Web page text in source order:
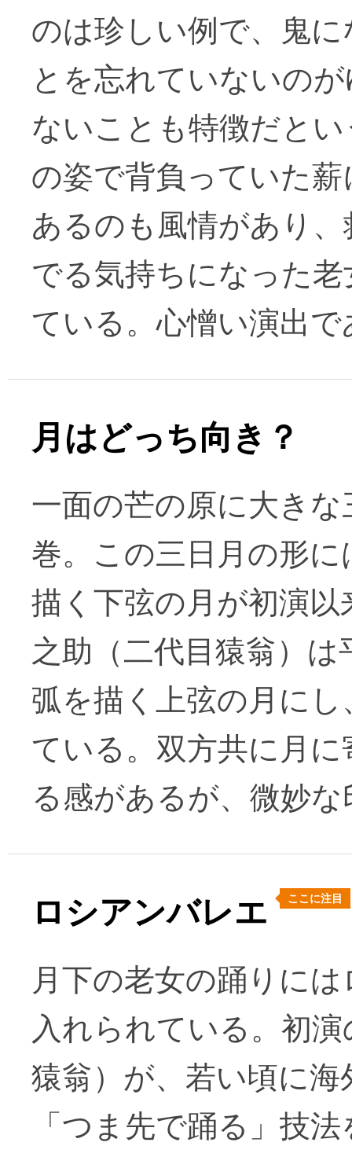
のは珍しい例で、鬼
とを忘れていないの
ないことも特徴だと
の姿で背負っていた
あるのも風情があり
でる気持ちになった
ている。心憎い演出で
月はどっち向き？
一面の芒の原に大き
巻。この三日月の形
描く下弦の月が初演
之助（二代目猿翁）
弧を描く上弦の月に
ている。双方共に月
る感があるが、微妙
ロシアンバレエ ここに注目
月下の老女の踊りに
入れられている。初
猿翁）が、若い頃に
「つま先で踊る」技